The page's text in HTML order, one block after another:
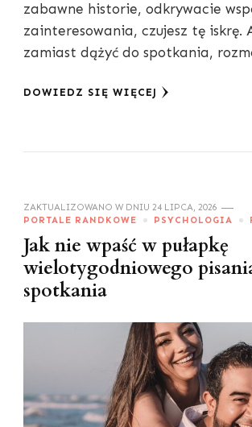
zabawne historie, odkrywacie
zainteresowania, czujesz tę iskrę.
zamiast dążyć do spotkania,
DOWIEDZ SIĘ WIĘCEJ
ZAKTUALIZOWANO W DNIU 24 LIPCA, 2026
PORTALE RANDKOWE
PSYCHOLOGIA
Jak nie wpaść w pułapkę
wielotygodniowego
spotkania